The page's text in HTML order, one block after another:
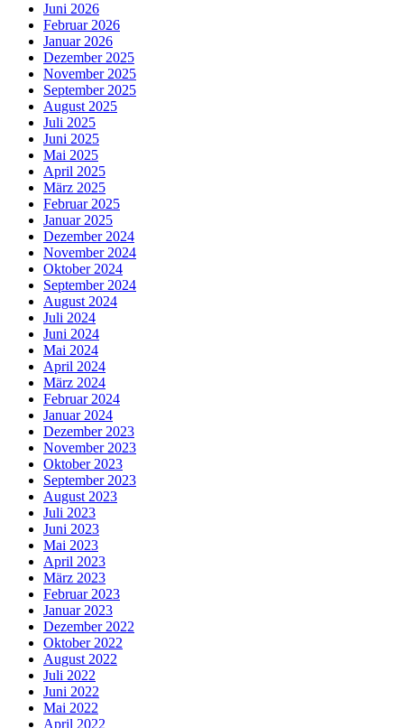
Juni 2026
Februar 2026
Januar 2026
Dezember 2025
November 2025
September 2025
August 2025
Juli 2025
Juni 2025
Mai 2025
April 2025
März 2025
Februar 2025
Januar 2025
Dezember 2024
November 2024
Oktober 2024
September 2024
August 2024
Juli 2024
Juni 2024
Mai 2024
April 2024
März 2024
Februar 2024
Januar 2024
Dezember 2023
November 2023
Oktober 2023
September 2023
August 2023
Juli 2023
Juni 2023
Mai 2023
April 2023
März 2023
Februar 2023
Januar 2023
Dezember 2022
Oktober 2022
August 2022
Juli 2022
Juni 2022
Mai 2022
April 2022